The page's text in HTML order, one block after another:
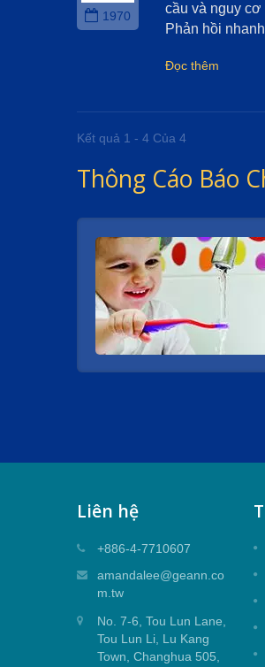
1970
cầu và nguy
Phản hồi
Đọc thêm
Kết quả 1 - 4 Của 4
Thông Cáo Báo
Liên hệ
+886-4-7710607
amandalee@geann.co
m.tw
No. 7-6, Tou Lun Lane,
Tou Lun Li, Lu Kang
Town, Changhua 505,
Cartidge trộn
Cartidge trộn
Đọc thêm